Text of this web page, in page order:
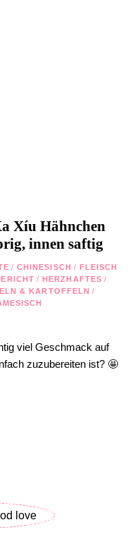
Xíu Hähnchen
innen saftig
/ CHINESISCH / FLEISCH
/ HERZHAFTES /
& KARTOFFELN /
viel Geschmack auf
zuzubereiten ist? 🤩